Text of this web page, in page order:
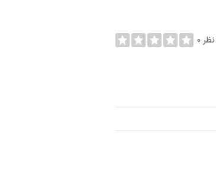
0 نظر